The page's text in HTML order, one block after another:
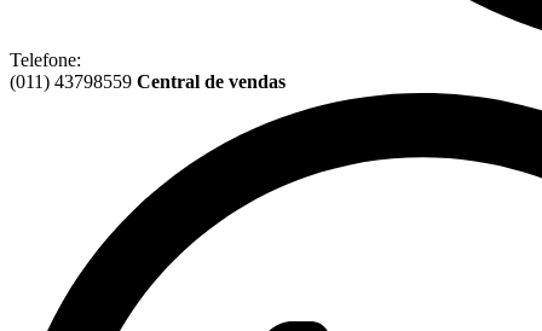
Telefone:
(011) 43798559 Central de vendas